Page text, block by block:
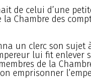
de celui d’une
la Chambre des
un clerc son sujet
lui fit enlever
de la
emprisonner